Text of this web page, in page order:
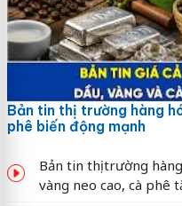
Bản tin thị trường hàng
phê biến động mạnh
Bản tin thị trường
vàng neo cao, cà phê